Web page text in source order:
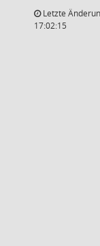
Letzte
17:02:15